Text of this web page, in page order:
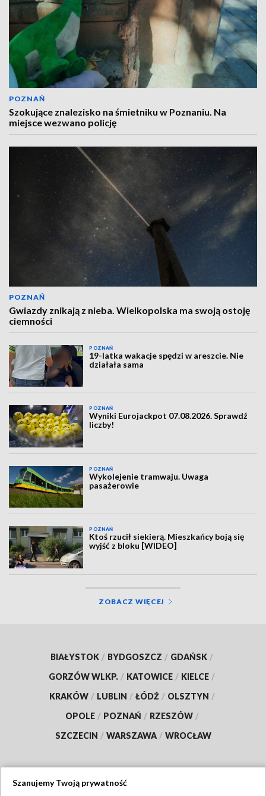
POZNAŃ
Szokujące znalezisko na śmietniku w Poznaniu. Na
miejsce wezwano policję
POZNAŃ
Gwiazdy znikają z nieba. Wielkopolska ma swoją ostoję
ciemności
POZNAŃ
19-latka wakacje spędzi w areszcie. Nie
działała sama
POZNAŃ
Wyniki Eurojackpot 07.08.2026. Sprawdź
liczby!
POZNAŃ
Wykolejenie tramwaju. Uwaga
pasażerowie
POZNAŃ
Ktoś rzucił siekierą. Mieszkańcy boją się
wyjść z bloku [WIDEO]
ZOBACZ WIĘCEJ
BIAŁYSTOK / BYDGOSZCZ / GDAŃSK /
GORZÓW WLKP. / KATOWICE / KIELCE /
KRAKÓW / LUBLIN / ŁÓDŹ / OLSZTYN /
OPOLE / POZNAŃ / RZESZÓW /
SZCZECIN / WARSZAWA / WROCŁAW
Szanujemy Twoją prywatność